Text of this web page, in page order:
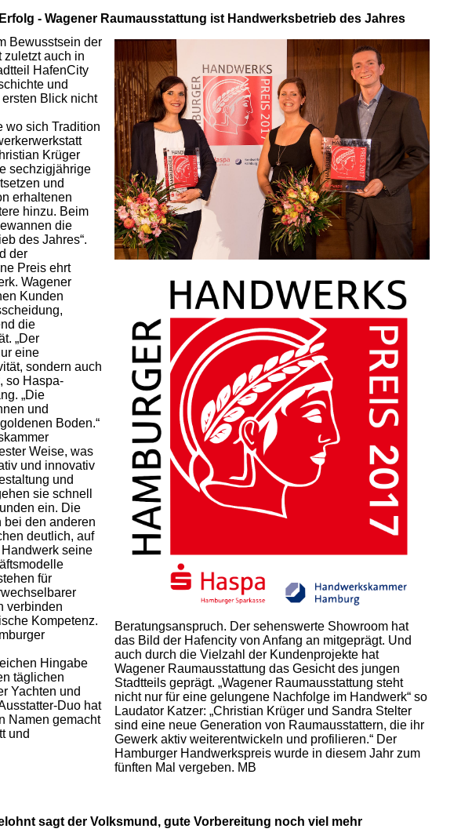
- Wagener Raumausstattung ist Handwerksbetrieb des Jahres
Bewusstsein der
zuletzt auch in
HafenCity
und
Blick nicht
wo sich Tradition
Krüger
sechzigjährige
und
erhaltenen
hinzu. Beim
die
des Jahres“.
der
Preis ehrt
Wagener
Kunden
die
„Der
eine
sondern auch
so Haspa-
„Die
und
Boden.“
Weise, was
und innovativ
und
sie schnell
ein. Die
bei den anderen
deutlich, auf
seine
für
verbinden
Kompetenz.
Hingabe
täglichen
Yachten und
Duo hat
Namen gemacht
und
Beratungsanspruch. Der sehenswerte Showroom hat
das Bild der Hafencity von Anfang an mitgeprägt. Und
auch durch die Vielzahl der Kundenprojekte hat
Wagener Raumausstattung das Gesicht des jungen
Stadtteils geprägt. „Wagener Raumausstattung steht
nicht nur für eine gelungene Nachfolge im Handwerk“ so
Laudator Katzer: „Christian Krüger und Sandra Stelter
sind eine neue Generation von Raumausstattern, die ihr
Gewerk aktiv weiterentwickeln und profilieren.“ Der
Hamburger Handwerkspreis wurde in diesem Jahr zum
fünften Mal vergeben. MB
sagt der Volksmund, gute Vorbereitung noch viel mehr